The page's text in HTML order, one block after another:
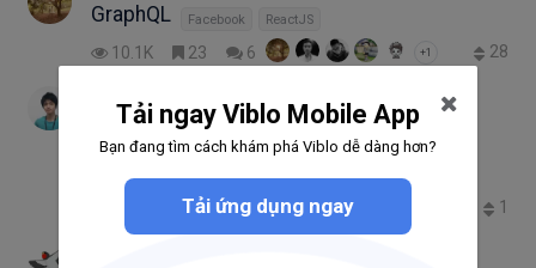
GraphQL Facebook ReactJS
10.1K 23 6 +1 28
Zabbix を使ったサーバー監視 (2) - Nginx
の監視
Server Infrastructure Zabbix
0 1
Tải ngay Viblo Mobile App
Bạn đang tìm cách khám phá Viblo dễ dàng hơn?
Tải ứng dụng ngay